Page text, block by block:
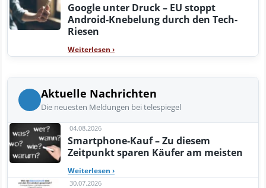
Google unter Druck – EU stoppt
Android-Knebelung durch den Tech-
Riesen
Weiterlesen ›
Aktuelle Nachrichten
Die neuesten Meldungen bei telespiegel
04.08.2026
Smartphone-Kauf – Zu diesem
Zeitpunkt sparen Käufer am meisten
Weiterlesen ›
30.07.2026